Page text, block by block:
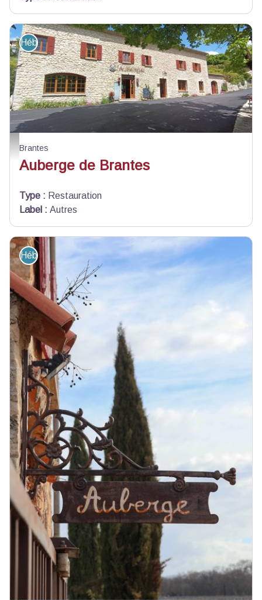
Auberge de Brantes - Auberge de Brantes
Hébergement - Restauration
Brantes
Auberge de Brantes
Type : Restauration
Label : Autres
Hébergement - Restauration